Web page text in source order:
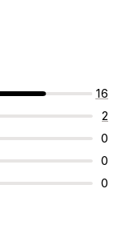
16
2
0
0
0